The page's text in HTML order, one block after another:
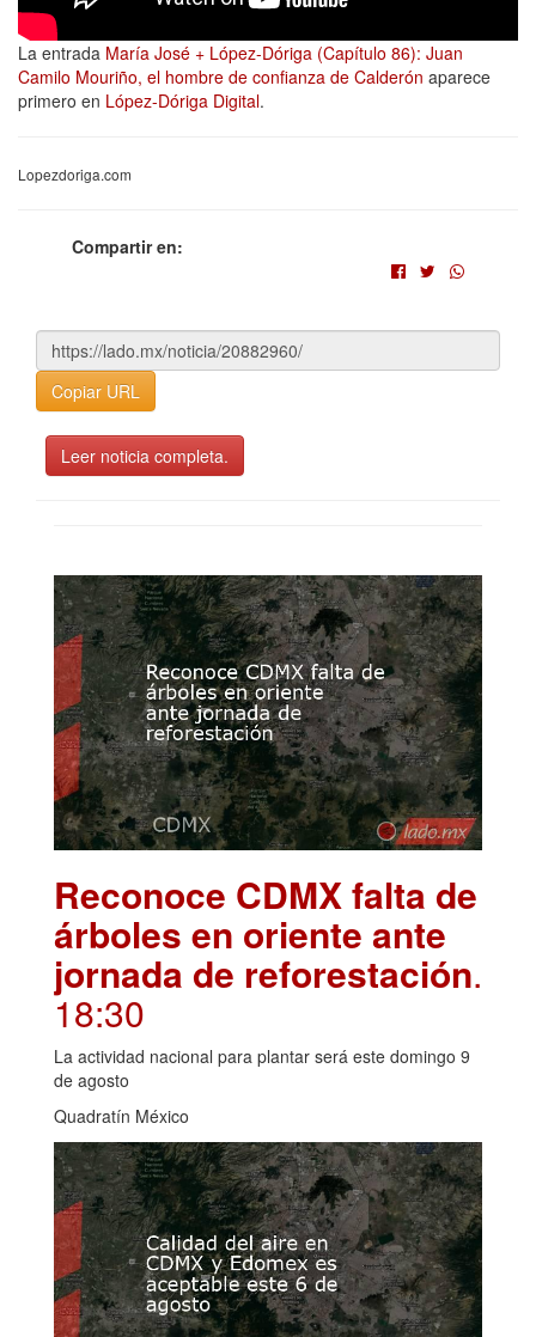
La entrada María José + López-Dóriga (Capítulo 86): Juan
Camilo Mouriño, el hombre de confianza de Calderón aparece
primero en López-Dóriga Digital.
Lopezdoriga.com
Compartir en:
Copiar URL
Leer noticia completa.
Reconoce CDMX falta de
árboles en oriente ante
jornada de reforestación.
18:30
La actividad nacional para plantar será este domingo 9
de agosto
Quadratín México